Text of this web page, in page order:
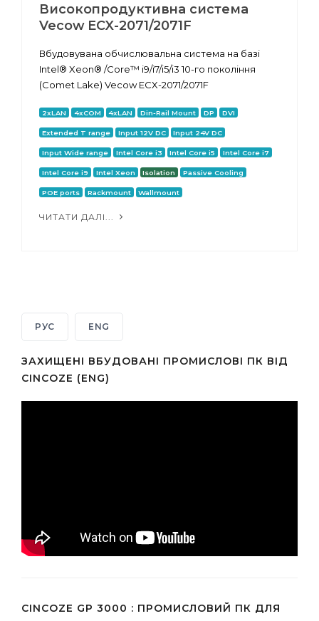
Високопродуктивна система
Vecow ECX-2071/2071F
Вбудовувана обчислювальна система на базі
Intel® Xeon® /Core™ i9/i7/i5/i3 10-го покоління
(Comet Lake) Vecow ECX-2071/2071F
2xLAN 4xCOM 4xLAN Din-Rail Mount DP DVI
Extended T range Input 12V DC Input 24V DC
Input Wide range Intel Core i3 Intel Core i5 Intel Core i7
Intel Core i9 Intel Xeon Isolation Passive Cooling
POE ports Rackmount Wallmount
ЧИТАТИ ДАЛІ...
РУС ENG
ЗАХИЩЕНІ ВБУДОВАНІ ПРОМИСЛОВІ ПК ВІД
CINCOZE (ENG)
CINCOZE GP 3000 : ПРОМИСЛОВИЙ ПК ДЛЯ